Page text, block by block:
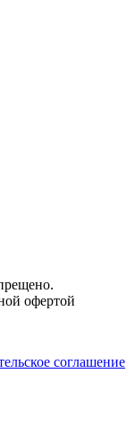
офертой
соглашение